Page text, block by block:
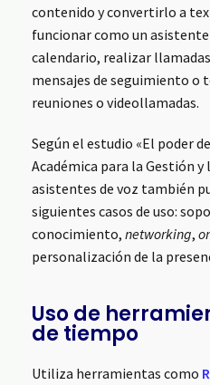
contenido y convertirlo a
funcionar como un
calendario, realizar
mensajes de seguimiento o
reuniones o videollamadas.
Según el estudio «El poder
Académica para la Gestión
asistentes de voz también
siguientes casos de uso:
conocimiento, networking,
personalización de la
Uso de
de tiempo
Utiliza herramientas como